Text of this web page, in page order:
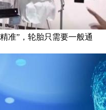
准”，轮胎只需要一般通